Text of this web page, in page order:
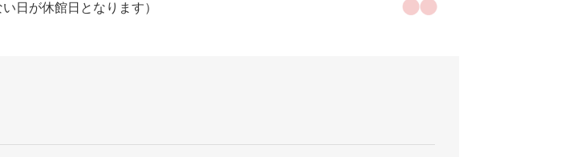
日が休館日となります）